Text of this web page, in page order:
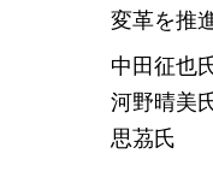
変革を推
中田征也
河野晴美
思茘氏